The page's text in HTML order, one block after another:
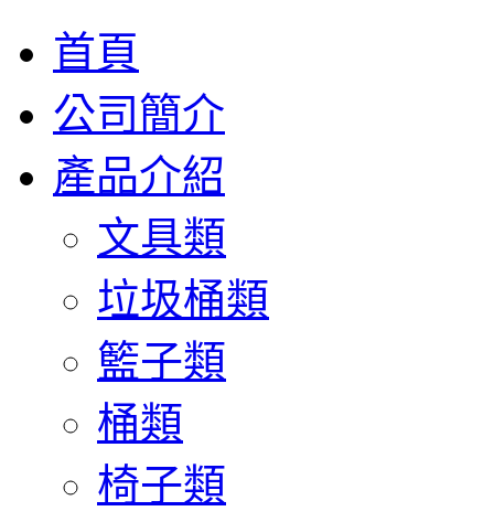
首頁
公司簡介
產品介紹
文具類
垃圾桶類
籃子類
桶類
椅子類